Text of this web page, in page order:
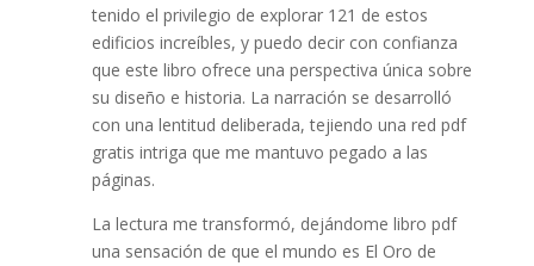
tenido el privilegio de explorar 121 de estos
edificios increíbles, y puedo decir con confianza
que este libro ofrece una perspectiva única sobre
su diseño e historia. La narración se desarrolló
con una lentitud deliberada, tejiendo una red pdf
gratis intriga que me mantuvo pegado a las
páginas.
La lectura me transformó, dejándome libro pdf
una sensación de que el mundo es El Oro de